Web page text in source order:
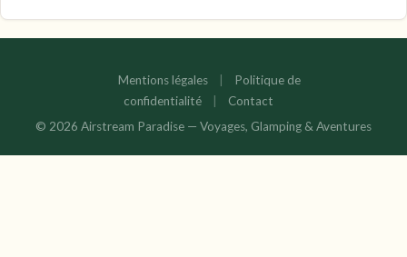
Mentions légales
Politique de
confidentialité
Contact
© 2026 Airstream Paradise — Voyages, Glamping & Aventures